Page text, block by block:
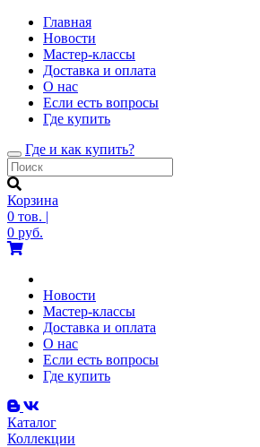
Главная
Новости
Мастер-классы
Доставка и оплата
О нас
Если есть вопросы
Где купить
Toggle
navigation
Где и как купить?
Корзина
0 тов. |
0 руб.
Новости
Мастер-классы
Доставка и оплата
О нас
Если есть вопросы
Где купить
Каталог
Коллекции